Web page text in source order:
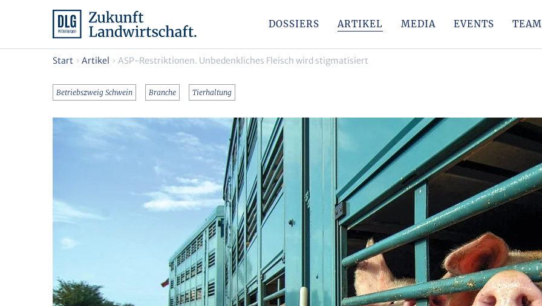
DOSSIERS ARTIKEL MEDIA EVENTS TEAM
Start Artikel ASP-Restriktionen. Unbedenkliches Fleisch wird stigmatisiert
Betriebszweig Schwein Branche Tierhaltung